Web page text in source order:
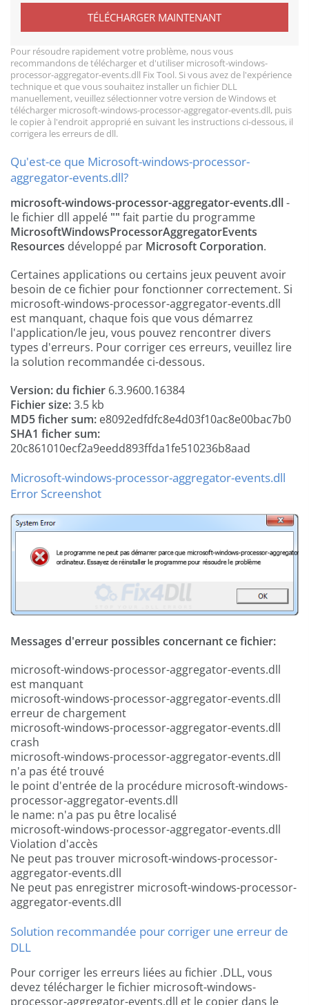
TÉLÉCHARGER MAINTENANT
Pour résoudre rapidement votre problème, nous vous
recommandons de télécharger et d'utiliser microsoft-windows-
processor-aggregator-events.dll Fix Tool. Si vous avez de l'expérience
technique et que vous souhaitez installer un fichier DLL
manuellement, veuillez sélectionner votre version de Windows et
télécharger microsoft-windows-processor-aggregator-events.dll, puis
le copier à l'endroit approprié en suivant les instructions ci-dessous, il
corrigera les erreurs de dll.
Qu'est-ce que Microsoft-windows-processor-
aggregator-events.dll?
microsoft-windows-processor-aggregator-events.dll-
le fichier dll appelé "" fait partie du programme
MicrosoftWindowsProcessorAggregatorEvents
Resources développé par Microsoft Corporation.
Certaines applications ou certains jeux peuvent avoir
besoin de ce fichier pour fonctionner correctement. Si
microsoft-windows-processor-aggregator-events.dll
est manquant, chaque fois que vous démarrez
l'application/le jeu, vous pouvez rencontrer divers
types d'erreurs. Pour corriger ces erreurs, veuillez lire
la solution recommandée ci-dessous.
Version: du fichier 6.3.9600.16384
Fichier size:3.5 kb
MD5 ficher sum: e8092edfdfc8e4d03f10ac8e00bac7b0
SHA1 ficher sum:
20c861010ecf2a9eedd893ffda1fe510236b8aad
Microsoft-windows-processor-aggregator-events.dll
Error Screenshot
Messages d'erreur possibles concernant ce fichier:
microsoft-windows-processor-aggregator-events.dll
est manquant
microsoft-windows-processor-aggregator-events.dll
erreur de chargement
microsoft-windows-processor-aggregator-events.dll
crash
microsoft-windows-processor-aggregator-events.dll
n'a pas été trouvé
le point d'entrée de la procédure microsoft-windows-
processor-aggregator-events.dll
le name: n'a pas pu être localisé
microsoft-windows-processor-aggregator-events.dll
Violation d'accès
Ne peut pas trouver microsoft-windows-processor-
aggregator-events.dll
Ne peut pas enregistrer microsoft-windows-processor-
aggregator-events.dll
Solution recommandée pour corriger une erreur de
DLL
Pour corriger les erreurs liées au fichier .DLL, vous
devez télécharger le fichier microsoft-windows-
processor-aggregator-events.dll et le copier dans le